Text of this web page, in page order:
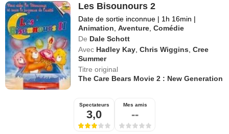
Les Bisounours 2
Date de sortie inconnue | 1h 16min |
Animation ,Aventure ,Comédie
De Dale Schott
Avec Hadley Kay ,Chris Wiggins ,Cree
Summer
Titre original
The Care Bears Movie 2 : New Generation
Spectateurs
3,0
Mes amis
--